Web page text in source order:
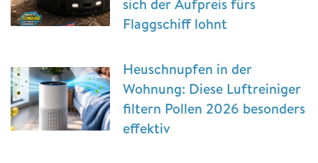
Flaggschiff lohnt
Heuschnupfen in der
Wohnung: Diese Luftreiniger
filtern Pollen 2026 besonders
effektiv